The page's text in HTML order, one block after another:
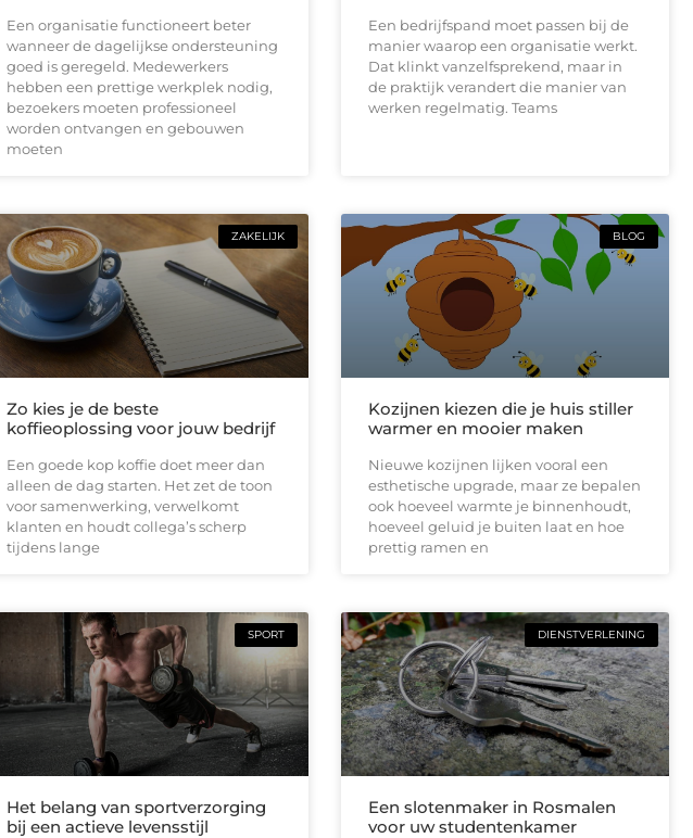
Een organisatie functioneert beter
wanneer de dagelijkse ondersteuning
goed is geregeld. Medewerkers
hebben een prettige werkplek nodig,
bezoekers moeten professioneel
worden ontvangen en gebouwen
moeten
Een bedrijfspand moet passen bij de
manier waarop een organisatie werkt.
Dat klinkt vanzelfsprekend, maar in
de praktijk verandert die manier van
werken regelmatig. Teams
ZAKELIJK
Zo kies je de beste
koffieoplossing voor jouw bedrijf
Een goede kop koffie doet meer dan
alleen de dag starten. Het zet de toon
voor samenwerking, verwelkomt
klanten en houdt collega’s scherp
tijdens lange
BLOG
Kozijnen kiezen die je huis stiller
warmer en mooier maken
Nieuwe kozijnen lijken vooral een
esthetische upgrade, maar ze bepalen
ook hoeveel warmte je binnenhoudt,
hoeveel geluid je buiten laat en hoe
prettig ramen en
SPORT
Het belang van sportverzorging
bij een actieve levensstijl
DIENSTVERLENING
Een slotenmaker in Rosmalen
voor uw studentenkamer